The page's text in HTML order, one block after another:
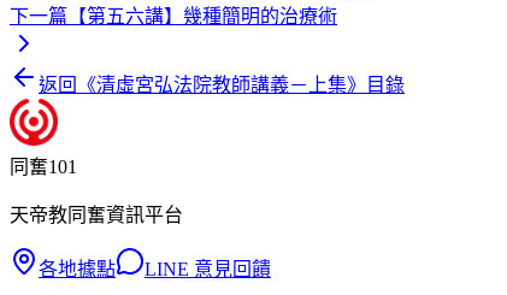
下一篇 【第五六講】幾種簡明的治療術
返回《清虛宮弘法院教師講義－上集》目錄
同奮101
天帝教同奮資訊平台
各地據點 LINE 意見回饋